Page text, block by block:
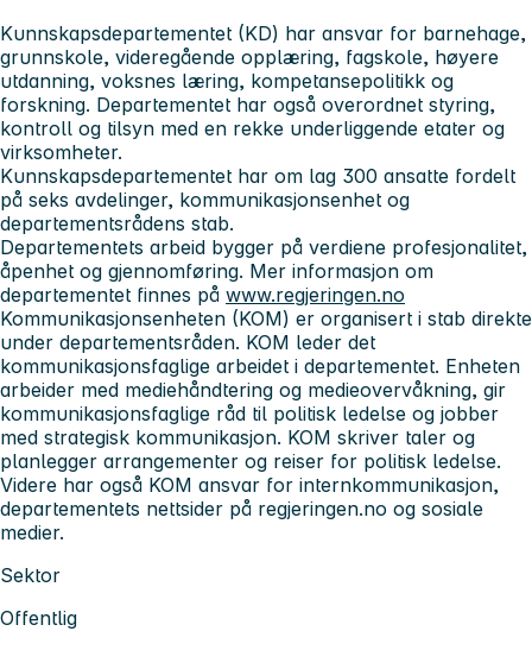
Kunnskapsdepartementet (KD) har ansvar for barnehage,
grunnskole, videregående opplæring, fagskole, høyere
utdanning, voksnes læring, kompetansepolitikk og
forskning. Departementet har også overordnet styring,
kontroll og tilsyn med en rekke underliggende etater og
virksomheter.
Kunnskapsdepartementet har om lag 300 ansatte fordelt
på seks avdelinger, kommunikasjonsenhet og
departementsrådens stab.
Departementets arbeid bygger på verdiene profesjonalitet,
åpenhet og gjennomføring. Mer informasjon om
departementet finnes på www.regjeringen.no
Kommunikasjonsenheten (KOM) er organisert i stab direkte
under departementsråden. KOM leder det
kommunikasjonsfaglige arbeidet i departementet. Enheten
arbeider med mediehåndtering og medieovervåkning, gir
kommunikasjonsfaglige råd til politisk ledelse og jobber
med strategisk kommunikasjon. KOM skriver taler og
planlegger arrangementer og reiser for politisk ledelse.
Videre har også KOM ansvar for internkommunikasjon,
departementets nettsider på regjeringen.no og sosiale
medier.
Sektor
Offentlig